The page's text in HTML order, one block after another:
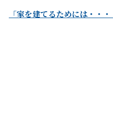
「家を建てるためには・・